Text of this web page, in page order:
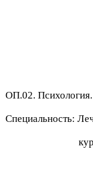
ОП.02. Психология.
Специальность: